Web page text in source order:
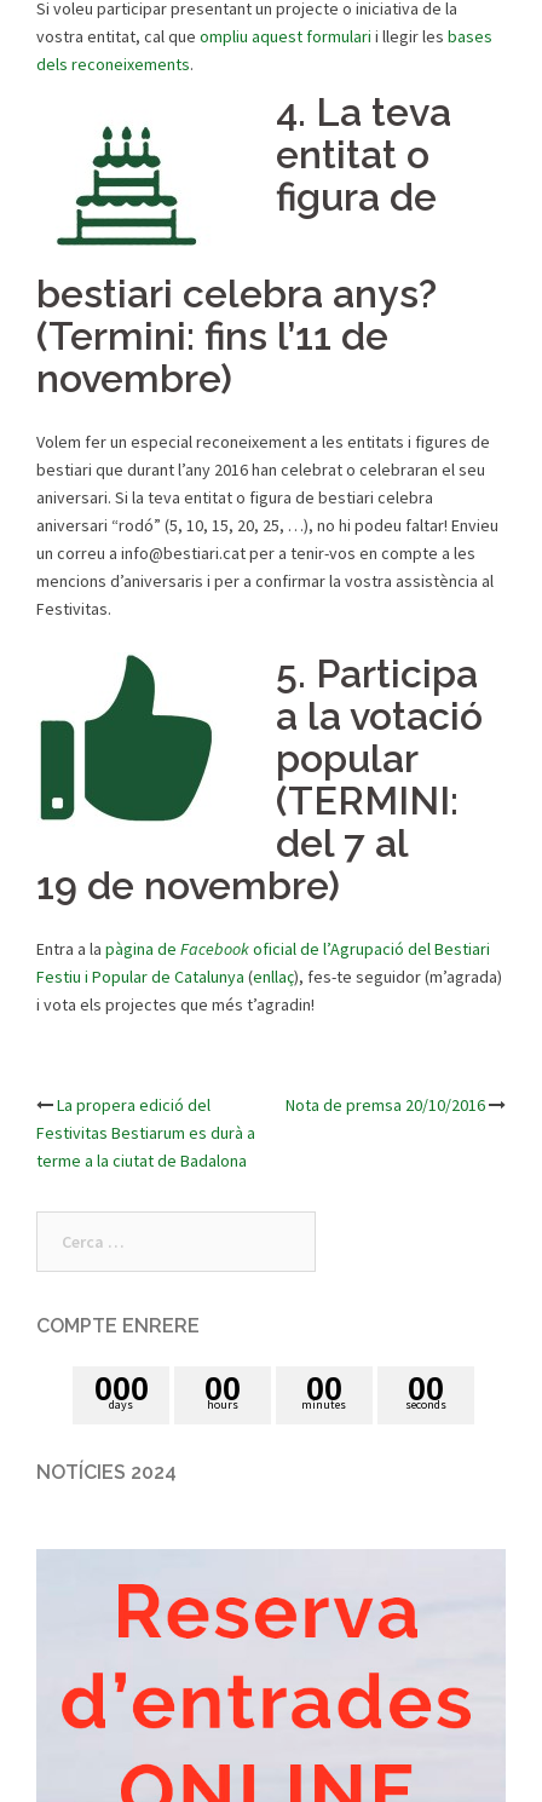
Si voleu participar presentant un projecte o iniciativa de la
vostra entitat, cal que ompliu aquest formulari i llegir les bases
dels reconeixements.
4. La teva
entitat o
figura de
bestiari celebra anys?
(Termini: fins l’11 de
novembre)
Volem fer un especial reconeixement a les entitats i figures de
bestiari que durant l’any 2016 han celebrat o celebraran el seu
aniversari. Si la teva entitat o figura de bestiari celebra
aniversari “rodó” (5, 10, 15, 20, 25, …), no hi podeu faltar! Envieu
un correu a info@bestiari.cat per a tenir-vos en compte a les
mencions d’aniversaris i per a confirmar la vostra assistència al
Festivitas.
5. Participa
a la votació
popular
(TERMINI:
del 7 al
19 de novembre)
Entra a la pàgina de Facebookoficial de l’Agrupació del Bestiari
Festiu i Popular de Catalunya (enllaç), fes-te seguidor (m’agrada)
i vota els projectes que més t’agradin!
Post
navigation
La propera edició del
Festivitas Bestiarum es durà a
terme a la ciutat de Badalona
Nota de premsa 20/10/2016
COMPTE ENRERE
days
000 hours
00 minutes
00 seconds
00
NOTÍCIES 2024